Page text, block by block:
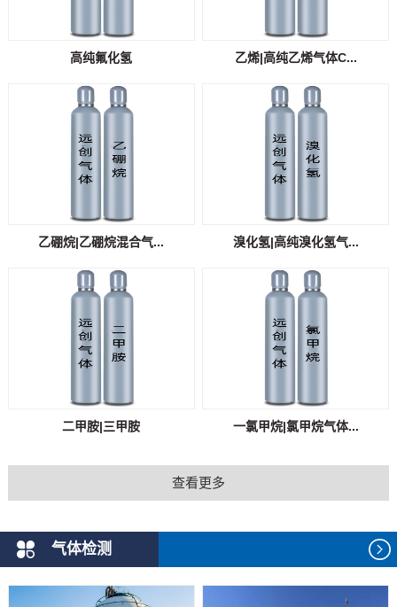
高纯氟化氢 乙烯|高纯乙烯气体C...
乙硼烷|乙硼烷混合气... 溴化氢|高纯溴化氢气...
二甲胺|三甲胺 一氯甲烷|氯甲烷气体...
查看更多
气体检测